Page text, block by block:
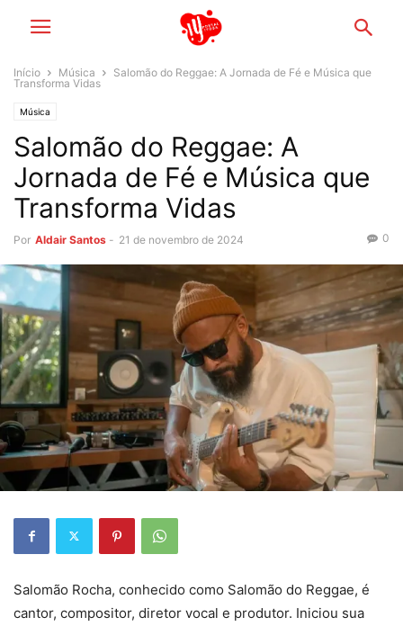
Início Música
Salomão do Reggae: A Jornada de Fé e Música que
Transforma Vidas
Música
Salomão do Reggae: A
Jornada de Fé e Música que
Transforma Vidas
Por Aldair Santos - 21 de novembro de 2024 0
Salomão Rocha, conhecido como Salomão do Reggae, é
cantor, compositor, diretor vocal e produtor. Iniciou sua